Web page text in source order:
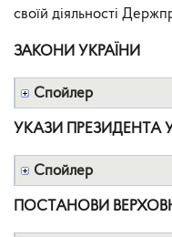
своїй діяльності
ЗАКОНИ УКРАЇНИ
Спойлер
УКАЗИ ПРЕЗИДЕНТА
Спойлер
ПОСТАНОВИ